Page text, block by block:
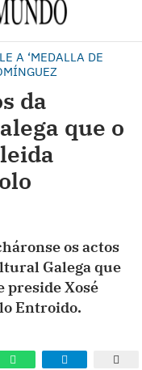
A ‘MEDALLA DE
da
que o
os actos
Galega que
preside Xosé
Entroido.